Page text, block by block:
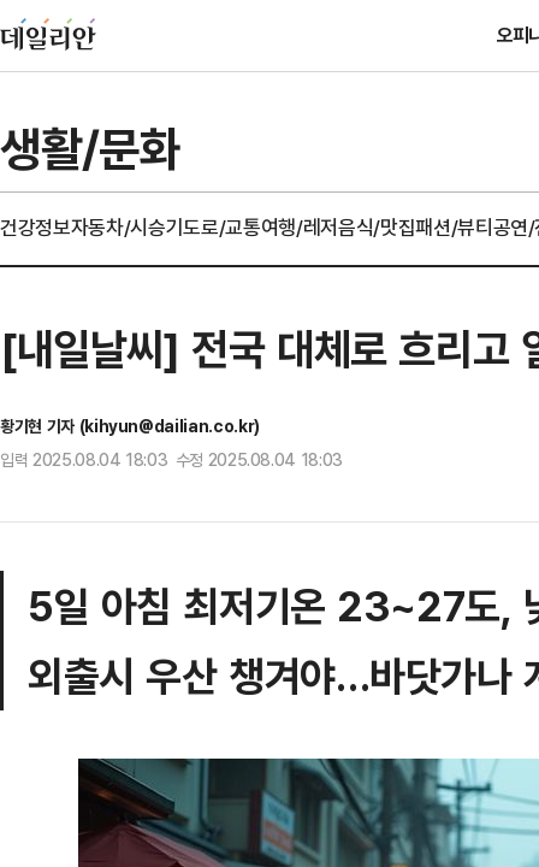
오피
생활/문화
건강정보자동차/시승기도로/교통여행/레저음식/맛집패션/뷰티공연
[내일날씨] 전국 대체로 흐리
황기현 기자 (kihyun@dailian.co.kr)
입력 2025.08.04 18:03 수정 2025.08.04 18:03
5일 아침 최저기온 23~27도,
외출시 우산 챙겨야…바닷가나